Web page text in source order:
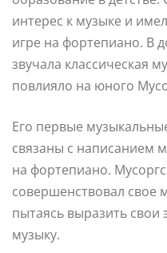
интерес к музыке и
игре на фортепиано. В
звучала классическая
повлияло на юного
Его первые
связаны с написанием
на фортепиано.
совершенствовал свое
пытаясь выразить
музыку.